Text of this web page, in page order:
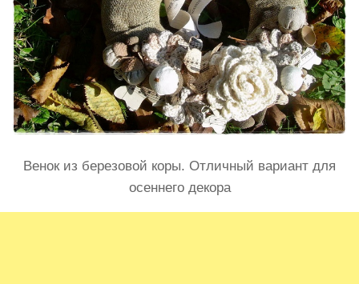
Венок из березовой коры. Отличный вариант для
осеннего декора